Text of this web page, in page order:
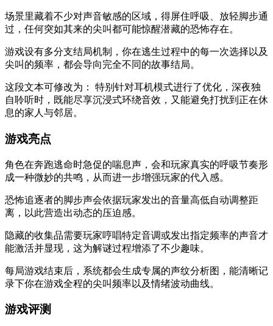
场景里藏着不少对声音敏感的区域，得屏住呼吸、放轻脚步通
过，任何突如其来的尖叫都可能惊醒潜藏的恐怖存在。
游戏设有多分支结局机制，你在逃生过程中的每一次选择以及
尖叫的频率，都会导向完全不同的故事结局。
这段文本可修改为： 特别针对耳机模式进行了优化，深夜独
自聆听时，既能尽享沉浸式环绕音效，又能避免打扰到正在休
息的家人与邻居。
游戏亮点
角色在奔跑逃命时急促的喘息声，会和玩家真实的呼吸节奏形
成一种微妙的共鸣，从而进一步增强玩家的代入感。
恐怖追逐者的脚步声会依据玩家发出的音量高低自动调整距
离，以此营造出动态的压迫感。
隐藏的收集品需要玩家哼唱特定音调或发出指定频率的声音才
能激活并显现，这为解谜过程增添了不少趣味。
每局游戏结束后，系统都会生成专属的声纹分析图，能清晰记
录下你在游戏全程的尖叫频率以及情绪波动曲线。
游戏评测